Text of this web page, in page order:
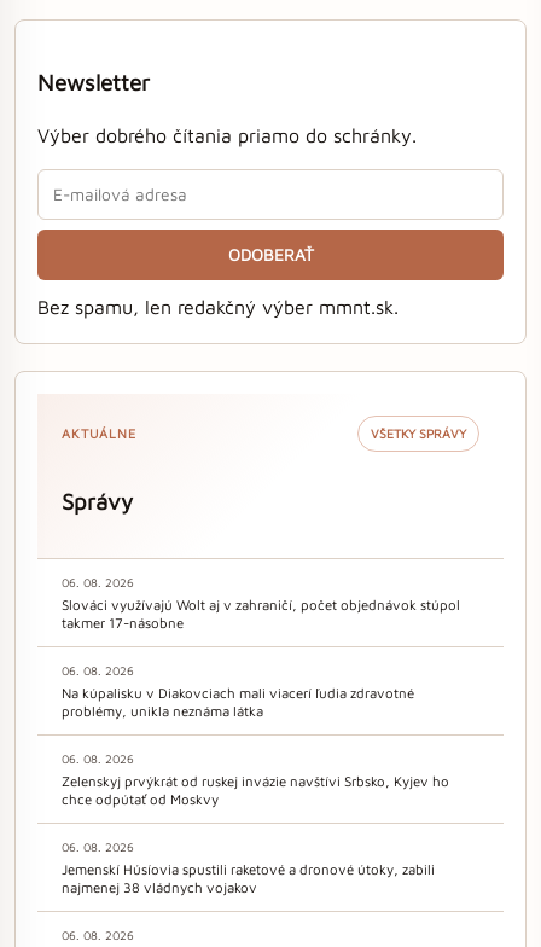
Newsletter
Výber dobrého čítania priamo do schránky.
ODOBERAŤ
Bez spamu, len redakčný výber mmnt.sk.
AKTUÁLNE VŠETKY SPRÁVY
Správy
06. 08. 2026
Slováci využívajú Wolt aj v zahraničí, počet objednávok stúpol
takmer 17-násobne
06. 08. 2026
Na kúpalisku v Diakovciach mali viacerí ľudia zdravotné
problémy, unikla neznáma látka
06. 08. 2026
Zelenskyj prvýkrát od ruskej invázie navštívi Srbsko, Kyjev ho
chce odpútať od Moskvy
06. 08. 2026
Jemenskí Húsíovia spustili raketové a dronové útoky, zabili
najmenej 38 vládnych vojakov
06. 08. 2026